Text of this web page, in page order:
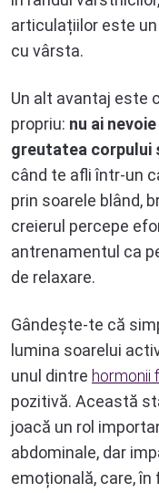
articulațiilor este
cu vârsta.
Un alt avantaj este
propriu: nu ai
greutatea corpului
când te afli într-un
prin soarele blând,
creierul percepe
antrenamentul ca
de relaxare.
Gândește-te că
lumina soarelui
unul dintre hormonii
pozitivă. Această
joacă un rol
abdominale, dar
emoțională, care,